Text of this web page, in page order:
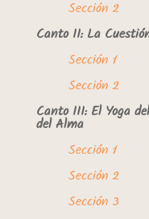
Sección 2
Canto II: La
Sección 1
Sección 2
Canto III: El Yoga
del Alma
Sección 1
Sección 2
Sección 3